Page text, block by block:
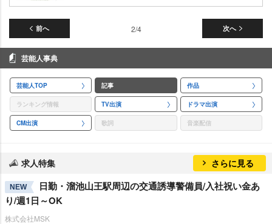
前へ 次へ
2/4
芸能人事典
芸能人TOP 記事 作品
ランキング情報 TV出演 ドラマ出演
CM出演 歌詞 音楽配信
求人特集 さらに見る
NEW
日勤・溜池山王駅周辺の交通誘導警備員/入社祝い金あ
り/週1日～OK
株式会社MSK